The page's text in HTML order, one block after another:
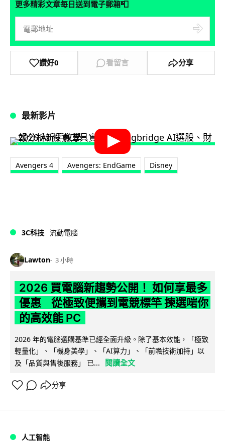
更多精彩文章每日送到電子郵箱📮
讚好0 看留言 分享
最新影片
Avengers 4 Avengers: EndGame Disney
3C科技 流動電腦
Lawton 3 小時
2026 買電腦新趨勢公開！ 如何享最多
優惠 從極致便攜到電競標竿 揀選啱你
的高效能 PC
2026 年的電腦選購基準已經全面升級。除了基本效能，「極致
輕量化」、「機身美學」、「AI算力」、「前瞻技術加持」以
及「品質與售後服務」 已...
閱讀全文
分享
人工智能